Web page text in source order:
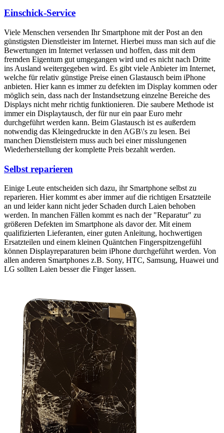
Einschick-Service
Viele Menschen versenden Ihr Smartphone mit der Post an den
günstigsten Dienstleister im Internet. Hierbei muss man sich auf die
Bewertungen im Internet verlassen und hoffen, dass mit dem
fremden Eigentum gut umgegangen wird und es nicht nach Dritte
ins Ausland weitergegeben wird. Es gibt viele Anbieter im Internet,
welche für relativ günstige Preise einen Glastausch beim iPhone
anbieten. Hier kann es immer zu defekten im Display kommen oder
möglich sein, dass nach der Instandsetzung einzelne Bereiche des
Displays nicht mehr richtig funktionieren. Die saubere Methode ist
immer ein Displaytausch, der für nur ein paar Euro mehr
durchgeführt werden kann. Beim Glastausch ist es außerdem
notwendig das Kleingedruckte in den AGB\'s zu lesen. Bei
manchen Dienstleistern muss auch bei einer misslungenen
Wiederherstellung der komplette Preis bezahlt werden.
Selbst reparieren
Einige Leute entscheiden sich dazu, ihr Smartphone selbst zu
reparieren. Hier kommt es aber immer auf die richtigen Ersatzteile
an und leider kann nicht jeder Schaden durch Laien behoben
werden. In manchen Fällen kommt es nach der "Reparatur" zu
größeren Defekten im Smartphone als davor der. Mit einem
qualifizierten Lieferanten, einer guten Anleitung, hochwertigen
Ersatzteilen und einem kleinen Quäntchen Fingerspitzengefühl
können Displayreparaturen beim iPhone durchgeführt werden. Von
allen anderen Smartphones z.B. Sony, HTC, Samsung, Huawei und
LG sollten Laien besser die Finger lassen.